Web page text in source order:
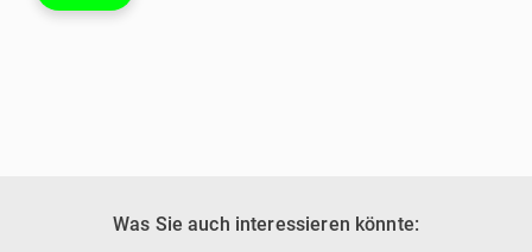
Was Sie auch interessieren könnte: